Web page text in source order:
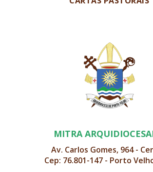
MITRA
Av. Carlos Gomes, 964 -
Cep: 76.801-147 - Porto